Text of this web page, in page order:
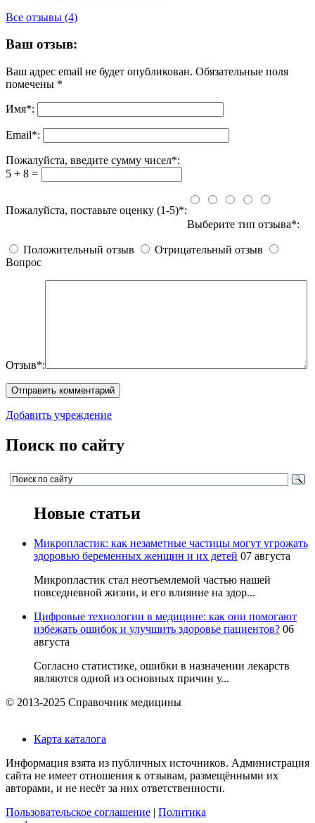
Все отзывы (4)
Ваш отзыв:
Ваш адрес email не будет опубликован. Обязательные поля
помечены *
Имя*:
Email*:
Пожалуйста, введите сумму чисел*:
5 + 8 =
Пожалуйста, поставьте оценку (1-5)*:
Выберите тип отзыва*:
Положительный отзыв
Отрицательный отзыв
Вопрос
Отзыв*:
Добавить учреждение
Поиск по сайту
Новые статьи
Микропластик: как незаметные частицы могут угрожать
здоровью беременных женщин и их детей 07 августа
Микропластик стал неотъемлемой частью нашей
повседневной жизни, и его влияние на здор...
Цифровые технологии в медицине: как они помогают
избежать ошибок и улучшить здоровье пациентов? 06
августа
Согласно статистике, ошибки в назначении лекарств
являются одной из основных причин у...
© 2013-2025 Справочник медицины
Карта каталога
Информация взята из публичных источников. Администрация
сайта не имеет отношения к отзывам, размещёнными их
авторами, и не несёт за них ответственности.
Пользовательское соглашение | Политика